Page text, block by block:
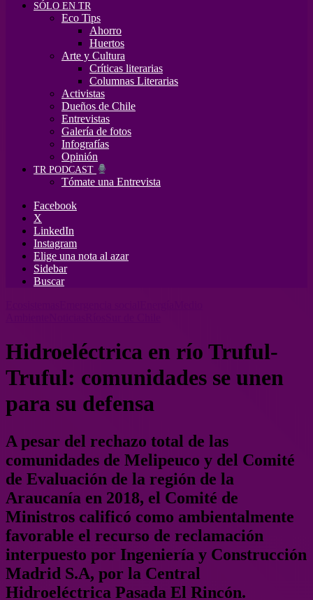
SÓLO EN TR
Eco Tips
Ahorro
Huertos
Arte y Cultura
Críticas literarias
Columnas Literarias
Activistas
Dueños de Chile
Entrevistas
Galería de fotos
Infografías
Opinión
TR PODCAST
Tómate una Entrevista
Facebook
X
LinkedIn
Instagram
Elige una nota al azar
Sidebar
Buscar
Hidroeléctrica en río Truful-
Truful: comunidades se unen
para su defensa
A pesar del rechazo total de las
comunidades de Melipeuco y del Comité
de Evaluación de la región de la
Araucanía en 2018, el Comité de
Ministros calificó como ambientalmente
favorable el recurso de reclamación
interpuesto por Ingeniería y Construcción
Madrid S.A, por la Central
Hidroeléctrica Pasada El Rincón.